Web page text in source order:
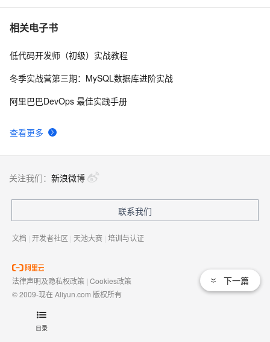
目录
7 Oracle 迁移至 PostgreSQL 文档、评估、自动迁移工具
8 AD迁移工具：ADMT
音
相关电子书
查看更多
低代码开发师（初级）实战教程
冬季实战营第三期：MySQL数据库进阶实战
阿里巴巴DevOps 最佳实践手册
下一篇
关注我们： 新浪微博
联系我们
文档 | 开发者社区 | 天池大赛 | 培训与认证
法律声明及隐私权政策 | Cookies政策
© 2009-现在 Aliyun.com 版权所有
域名注册服务机构许可：